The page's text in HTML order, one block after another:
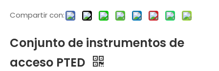
Compartir con:
Conjunto de instrumentos de
acceso PTED